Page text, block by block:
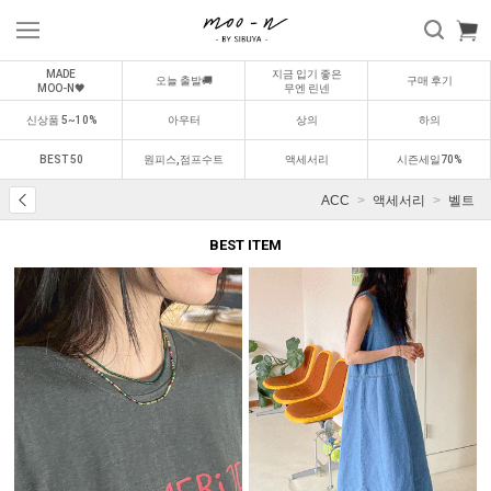
MADE
MOO-N🖤
오늘 출발🚚
지금 입기 좋은
무엔 린넨
구매 후기
신상품 5~10% 아우터 상의 하의
BEST 50 원피스,점프수트 액세서리 시즌세일70%
ACC 액세서리 벨트
BEST ITEM
BEST
1